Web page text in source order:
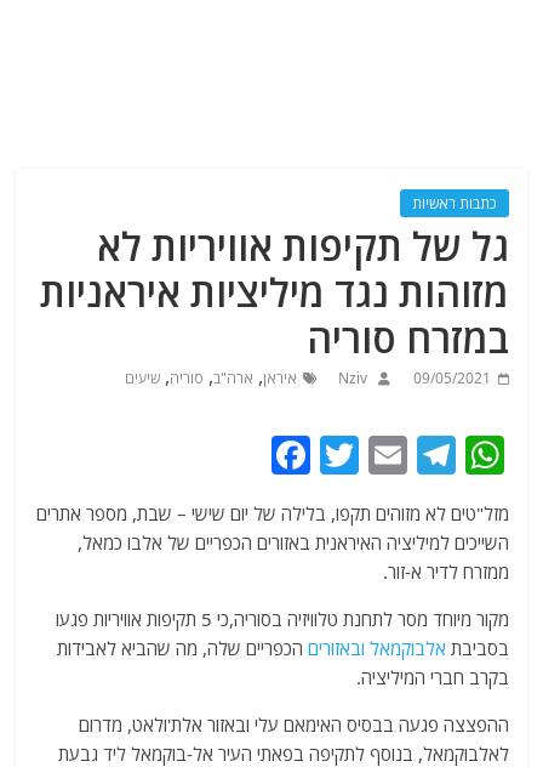
כתבות ראשיות
גל של תקיפות אוויריות לא
מזוהות נגד מיליציות איראניות
במזרח סוריה
09/05/2021
Nziv איראן, ארה"ב, סוריה,שיעים
W
at
s
A
p
p
T
e
g
ra
m
E
ai
T
w
itt
a
c
b
o
k
מזל"טים לא מזוהים תקפו, בלילה של יום שישי – שבת, מספר אתרים
השייכים למיליציה האיראנית באזורים הכפריים של אלבו כמאל,
ממזרח לדיר א-זור.
מקור מיוחד מסר לתחנת טלוויזיה בסוריה,כי 5 תקיפות אוויריות פגעו
בסביבת אלבוקמאל ובאזורים הכפריים שלה, מה שהביא לאבידות
בקרב חברי המיליציה.
ההפצצה פגעה בבסיס האימאם עלי ובאזור אלת'ולאט, מדרום
לאלבוקמאל, בנוסף לתקיפה בפאתי העיר אל-בוקמאל ליד גבעת